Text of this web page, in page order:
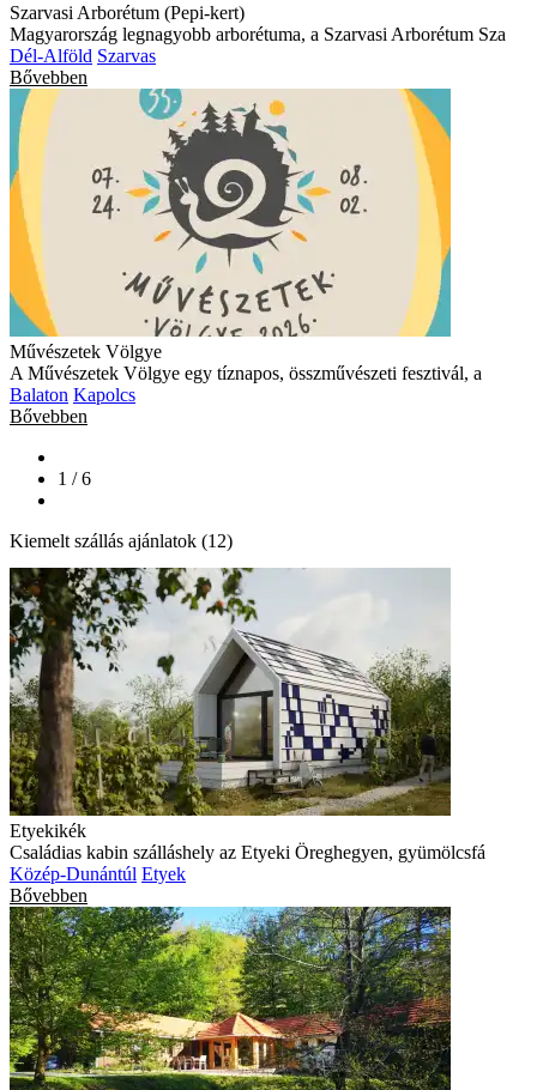
Szarvasi Arborétum (Pepi-kert)
Magyarország legnagyobb arborétuma, a Szarvasi Arborétum Sza
Dél-Alföld Szarvas
Bővebben
Művészetek Völgye
A Művészetek Völgye egy tíznapos, összművészeti fesztivál, a
Balaton Kapolcs
Bővebben
1 / 6
Kiemelt szállás ajánlatok (12)
Etyekikék
Családias kabin szálláshely az Etyeki Öreghegyen, gyümölcsfá
Közép-Dunántúl Etyek
Bővebben